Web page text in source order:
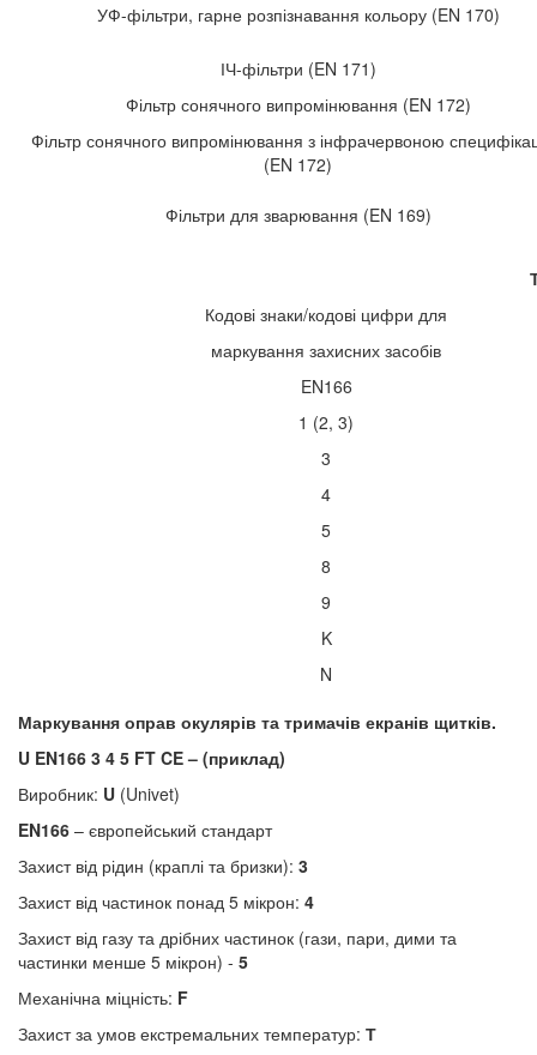
УФ-фільтри, гарне розпізнавання кольору (EN 170)
ІЧ-фільтри (EN 171)
Фільтр сонячного випромінювання (EN 172)
Фільтр сонячного випромінювання з інфрачервоною
(EN 172)
Фільтри для зварювання (EN 169)
Кодові знаки/кодові цифри для
маркування захисних засобів
EN166
1 (2, 3)
3
4
5
8
9
K
N
Маркування оправ окулярів та тримачів екранів щитків.
U EN166 3 4 5 FT CE – (приклад)
Виробник: U (Univet)
EN166 – європейський стандарт
Захист від рідин (краплі та бризки): 3
Захист від частинок понад 5 мікрон: 4
Захист від газу та дрібних частинок (гази, пари, дими та
частинки менше 5 мікрон) - 5
Механічна міцність: F
Захист за умов екстремальних температур: Т